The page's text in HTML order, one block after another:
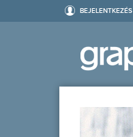
BEJELENTKEZÉS